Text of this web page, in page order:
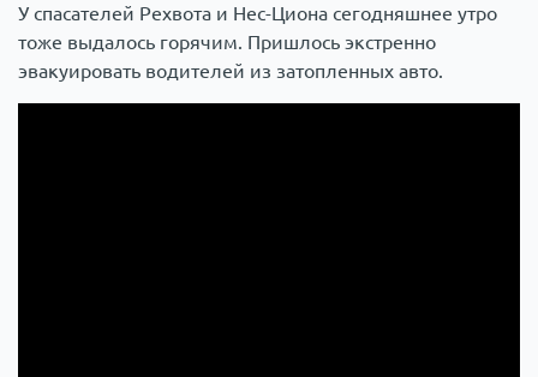
У спасателей Рехвота и Нес-Циона сегодняшнее утро
тоже выдалось горячим. Пришлось экстренно
эвакуировать водителей из затопленных авто.